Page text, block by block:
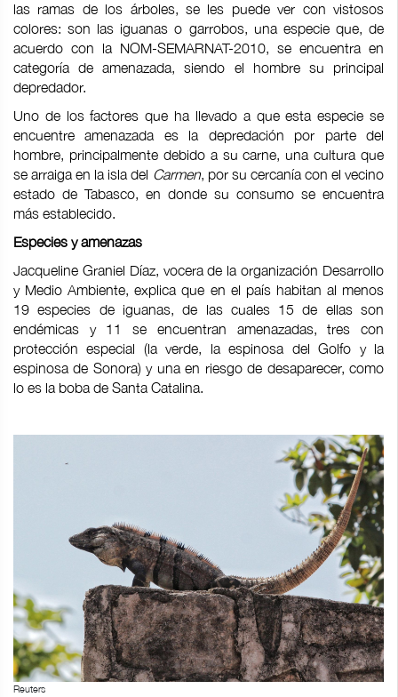
las ramas de los árboles, se les puede ver con vistosos
colores: son las iguanas o garrobos, una especie que, de
acuerdo con la NOM-SEMARNAT-2010, se encuentra en
categoría de amenazada, siendo el hombre su principal
depredador.
Uno de los factores que ha llevado a que esta especie se
encuentre amenazada es la depredación por parte del
hombre, principalmente debido a su carne, una cultura que
se arraiga en la isla del Carmen, por su cercanía con el vecino
estado de Tabasco, en donde su consumo se encuentra
más establecido.
Especies y amenazas
Jacqueline Graniel Díaz, vocera de la organización Desarrollo
y Medio Ambiente, explica que en el país habitan al menos
19 especies de iguanas, de las cuales 15 de ellas son
endémicas y 11 se encuentran amenazadas, tres con
protección especial (la verde, la espinosa del Golfo y la
espinosa de Sonora) y una en riesgo de desaparecer, como
lo es la boba de Santa Catalina.
Reuters